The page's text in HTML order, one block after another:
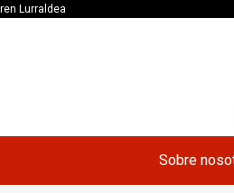
Lurraldea
Sobre